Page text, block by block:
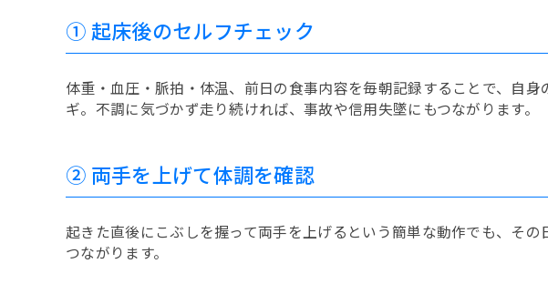
① 起床後のセルフチェック
体重・血圧・脈拍・体温、前日の食事内容を毎朝記録することで、自
ギ。不調に気づかず走り続ければ、事故や信用失墜にもつながります。
② 両手を上げて体調を確認
起きた直後にこぶしを握って両手を上げるという簡単な動作でも、そ
つながります。